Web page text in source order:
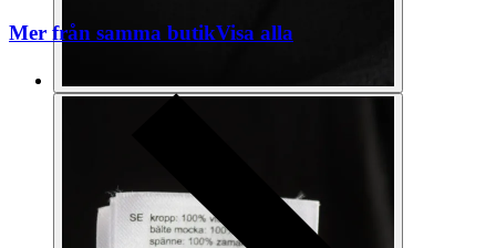
Mer från samma butikVisa alla